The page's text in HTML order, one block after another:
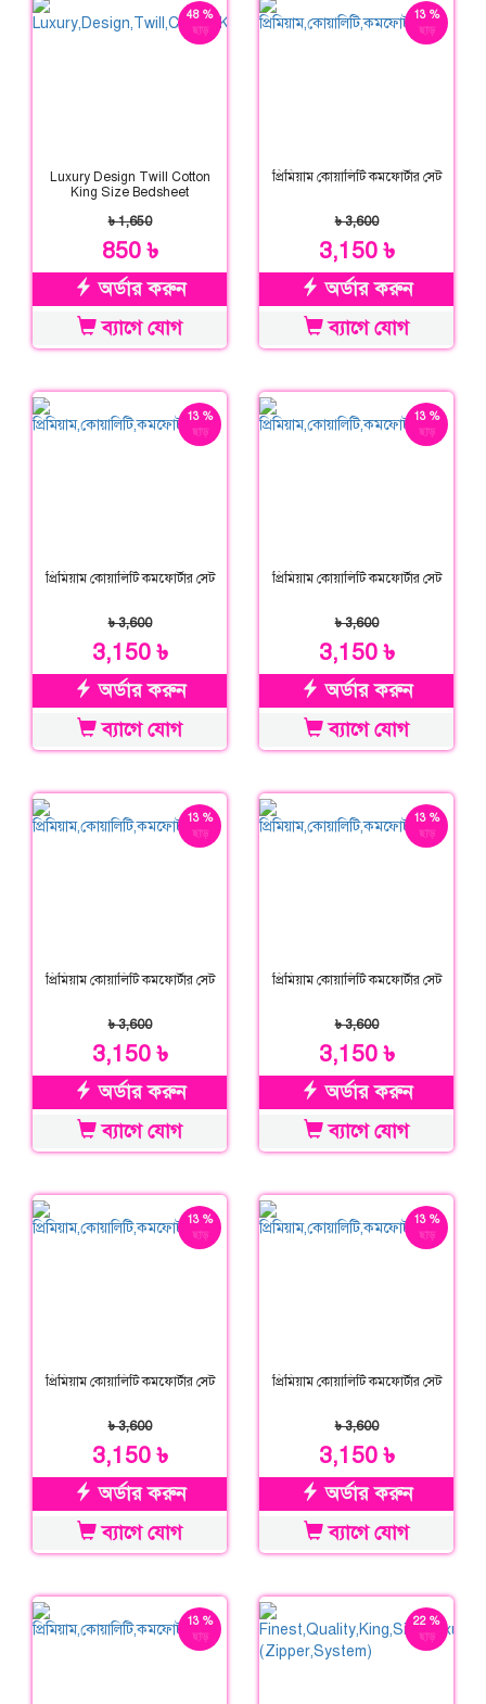
48 %
ছাড়
Luxury Design Twill Cotton
King Size Bedsheet
৳ 1,650
850 ৳
অর্ডার করুন
ব্যাগে যোগ
13 %
ছাড়
প্রিমিয়াম কোয়ালিটি কমফোর্টার সেট
৳ 3,600
3,150 ৳
অর্ডার করুন
ব্যাগে যোগ
13 %
ছাড়
প্রিমিয়াম কোয়ালিটি কমফোর্টার সেট
৳ 3,600
3,150 ৳
অর্ডার করুন
ব্যাগে যোগ
13 %
ছাড়
প্রিমিয়াম কোয়ালিটি কমফোর্টার সেট
৳ 3,600
3,150 ৳
অর্ডার করুন
ব্যাগে যোগ
13 %
ছাড়
প্রিমিয়াম কোয়ালিটি কমফোর্টার সেট
৳ 3,600
3,150 ৳
অর্ডার করুন
ব্যাগে যোগ
13 %
ছাড়
প্রিমিয়াম কোয়ালিটি কমফোর্টার সেট
৳ 3,600
3,150 ৳
অর্ডার করুন
ব্যাগে যোগ
13 %
ছাড়
প্রিমিয়াম কোয়ালিটি কমফোর্টার সেট
৳ 3,600
3,150 ৳
অর্ডার করুন
ব্যাগে যোগ
13 %
ছাড়
প্রিমিয়াম কোয়ালিটি কমফোর্টার সেট
৳ 3,600
3,150 ৳
অর্ডার করুন
ব্যাগে যোগ
13 %
ছাড়
22 %
ছাড়